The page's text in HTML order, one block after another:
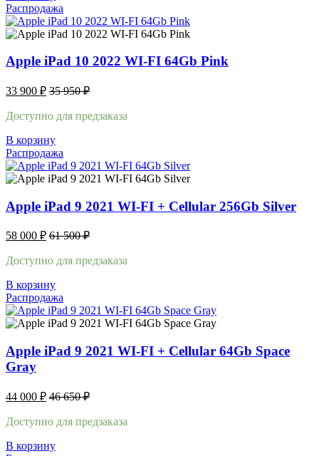
Распродажа
Apple iPad 10 2022 WI-FI 64Gb Pink
33 900 ₽ 35 950₽
Доступно для предзаказа
В корзину
Распродажа
Apple iPad 9 2021 WI-FI + Cellular 256Gb Silver
58 000 ₽ 61 500₽
Доступно для предзаказа
В корзину
Распродажа
Apple iPad 9 2021 WI-FI + Cellular 64Gb Space
Gray
44 000 ₽ 46 650₽
Доступно для предзаказа
В корзину